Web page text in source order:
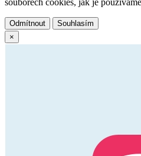
souborech cookies, jak je
Odmítnout
Souhlasím
×